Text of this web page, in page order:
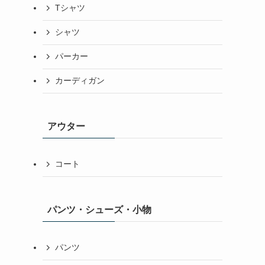
Tシャツ
シャツ
パーカー
カーディガン
アウター
コート
パンツ・シューズ・小物
パンツ